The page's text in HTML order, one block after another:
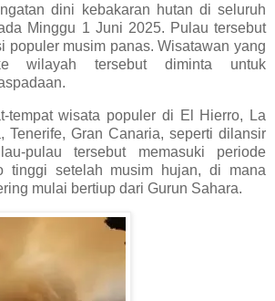
dini kebakaran hutan di seluruh
Minggu 1 Juni 2025. Pulau tersebut
populer musim panas. Wisatawan yang
wilayah tersebut diminta untuk
tempat wisata populer di El Hierro, La
Tenerife, Gran Canaria, seperti dilansir
pulau tersebut memasuki periode
tinggi setelah musim hujan, di mana
mulai bertiup dari Gurun Sahara.